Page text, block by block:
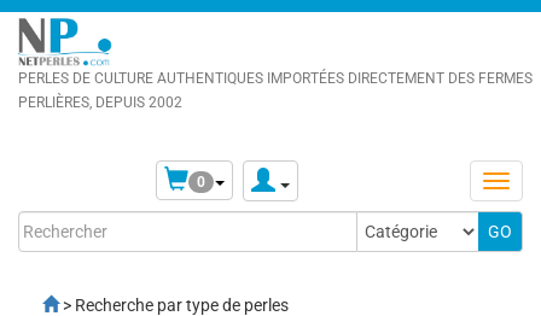
PERLES DE CULTURE AUTHENTIQUES IMPORTÉES DIRECTEMENT DES FERMES
PERLIÈRES, DEPUIS 2002
0
> Recherche par type de perles